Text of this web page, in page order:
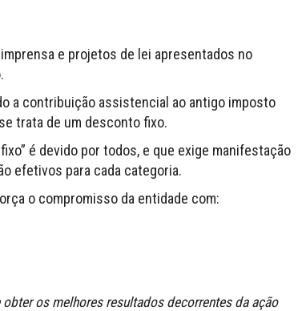
e projetos de lei apresentados no
a contribuição assistencial ao antigo imposto
trata de um desconto fixo.
é devido por todos, e que exige manifestação
efetivos para cada categoria.
o compromisso da entidade com:
os melhores resultados decorrentes da ação